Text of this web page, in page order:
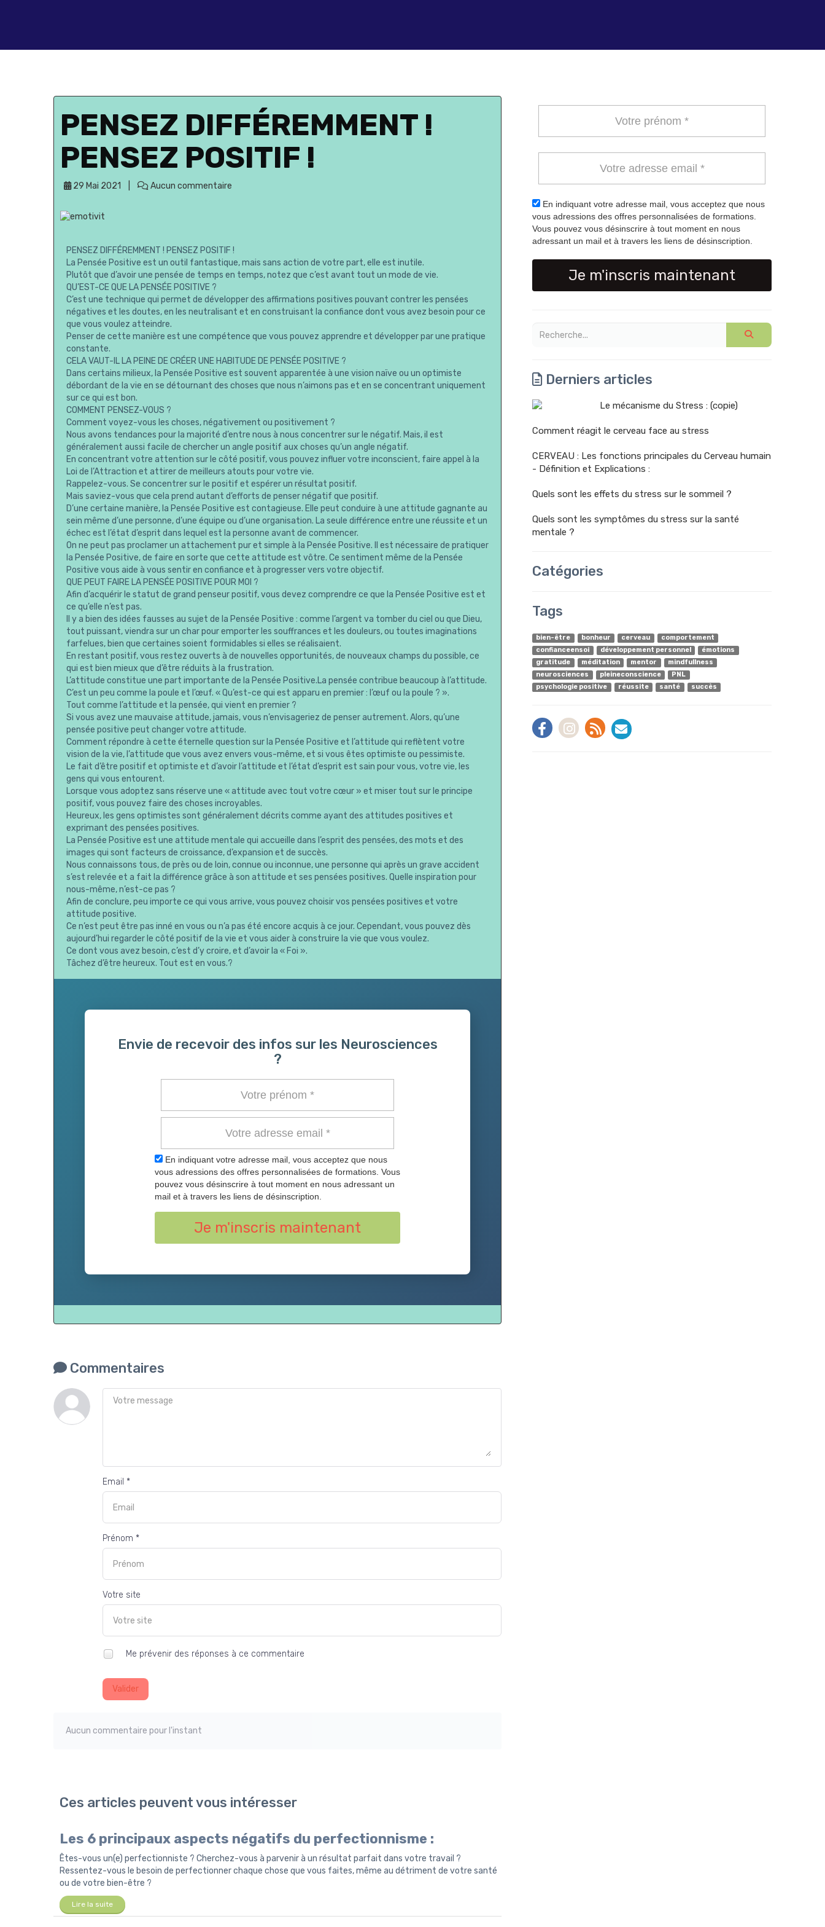
PENSEZ DIFFÉREMMENT !
PENSEZ POSITIF !
29 Mai 2021 Aucun commentaire
PENSEZ DIFFÉREMMENT ! PENSEZ POSITIF !
La Pensée Positive est un outil fantastique, mais sans action de votre part, elle est inutile.
Plutôt que d’avoir une pensée de temps en temps, notez que c’est avant tout un mode de vie.
QU’EST-CE QUE LA PENSÉE POSITIVE ?
C’est une technique qui permet de développer des affirmations positives pouvant contrer les pensées
négatives et les doutes, en les neutralisant et en construisant la confiance dont vous avez besoin pour ce
que vous voulez atteindre.
Penser de cette manière est une compétence que vous pouvez apprendre et développer par une pratique
constante.
CELA VAUT-IL LA PEINE DE CRÉER UNE HABITUDE DE PENSÉE POSITIVE ?
Dans certains milieux, la Pensée Positive est souvent apparentée à une vision naïve ou un optimiste
débordant de la vie en se détournant des choses que nous n’aimons pas et en se concentrant uniquement
sur ce qui est bon.
COMMENT PENSEZ-VOUS ?
Comment voyez-vous les choses, négativement ou positivement ?
Nous avons tendances pour la majorité d’entre nous à nous concentrer sur le négatif. Mais, il est
généralement aussi facile de chercher un angle positif aux choses qu’un angle négatif.
En concentrant votre attention sur le côté positif, vous pouvez influer votre inconscient, faire appel à la
Loi de l’Attraction et attirer de meilleurs atouts pour votre vie.
Rappelez-vous. Se concentrer sur le positif et espérer un résultat positif.
Mais saviez-vous que cela prend autant d’efforts de penser négatif que positif.
D’une certaine manière, la Pensée Positive est contagieuse. Elle peut conduire à une attitude gagnante au
sein même d’une personne, d’une équipe ou d’une organisation. La seule différence entre une réussite et un
échec est l’état d’esprit dans lequel est la personne avant de commencer.
On ne peut pas proclamer un attachement pur et simple à la Pensée Positive. Il est nécessaire de pratiquer
la Pensée Positive, de faire en sorte que cette attitude est vôtre. Ce sentiment même de la Pensée
Positive vous aide à vous sentir en confiance et à progresser vers votre objectif.
QUE PEUT FAIRE LA PENSÉE POSITIVE POUR MOI ?
Afin d’acquérir le statut de grand penseur positif, vous devez comprendre ce que la Pensée Positive est et
ce qu’elle n’est pas.
Il y a bien des idées fausses au sujet de la Pensée Positive : comme l’argent va tomber du ciel ou que Dieu,
tout puissant, viendra sur un char pour emporter les souffrances et les douleurs, ou toutes imaginations
farfelues, bien que certaines soient formidables si elles se réalisaient.
En restant positif, vous restez ouverts à de nouvelles opportunités, de nouveaux champs du possible, ce
qui est bien mieux que d’être réduits à la frustration.
L’attitude constitue une part importante de la Pensée Positive.La pensée contribue beaucoup à l’attitude.
C’est un peu comme la poule et l’œuf. « Qu’est-ce qui est apparu en premier : l’œuf ou la poule ? ».
Tout comme l’attitude et la pensée, qui vient en premier ?
Si vous avez une mauvaise attitude, jamais, vous n’envisageriez de penser autrement. Alors, qu’une
pensée positive peut changer votre attitude.
Comment répondre à cette éternelle question sur la Pensée Positive et l’attitude qui reflètent votre
vision de la vie, l’attitude que vous avez envers vous-même, et si vous êtes optimiste ou pessimiste.
Le fait d’être positif et optimiste et d’avoir l’attitude et l’état d’esprit est sain pour vous, votre vie, les
gens qui vous entourent.
Lorsque vous adoptez sans réserve une « attitude avec tout votre cœur » et miser tout sur le principe
positif, vous pouvez faire des choses incroyables.
Heureux, les gens optimistes sont généralement décrits comme ayant des attitudes positives et
exprimant des pensées positives.
La Pensée Positive est une attitude mentale qui accueille dans l’esprit des pensées, des mots et des
images qui sont facteurs de croissance, d’expansion et de succès.
Nous connaissons tous, de près ou de loin, connue ou inconnue, une personne qui après un grave accident
s’est relevée et a fait la différence grâce à son attitude et ses pensées positives. Quelle inspiration pour
nous-même, n’est-ce pas ?
Afin de conclure, peu importe ce qui vous arrive, vous pouvez choisir vos pensées positives et votre
attitude positive.
Ce n’est peut être pas inné en vous ou n’a pas été encore acquis à ce jour. Cependant, vous pouvez dès
aujourd’hui regarder le côté positif de la vie et vous aider à construire la vie que vous voulez.
Ce dont vous avez besoin, c’est d’y croire, et d’avoir la « Foi ».
Tâchez d’être heureux. Tout est en vous.?
Envie de recevoir des infos sur les Neurosciences
?
En indiquant votre adresse mail, vous acceptez que nous
vous adressions des offres personnalisées de formations. Vous
pouvez vous désinscrire à tout moment en nous adressant un
mail et à travers les liens de désinscription.
Je m'inscris maintenant
Commentaires
Email *
Prénom *
Votre site
Me prévenir des réponses à ce commentaire
Valider
Aucun commentaire pour l'instant
Ces articles peuvent vous intéresser
Les 6 principaux aspects négatifs du perfectionnisme :
Êtes-vous un(e) perfectionniste ? Cherchez-vous à parvenir à un résultat parfait dans votre travail ?
Ressentez-vous le besoin de perfectionner chaque chose que vous faites, même au détriment de votre santé
ou de votre bien-être ?
Lire la suite
En indiquant votre adresse mail, vous acceptez que nous
vous adressions des offres personnalisées de formations.
Vous pouvez vous désinscrire à tout moment en nous
adressant un mail et à travers les liens de désinscription.
Je m'inscris maintenant
Derniers articles
Le mécanisme du Stress : (copie)
Comment réagit le cerveau face au stress
CERVEAU : Les fonctions principales du Cerveau humain
- Définition et Explications :
Quels sont les effets du stress sur le sommeil ?
Quels sont les symptômes du stress sur la santé
mentale ?
Catégories
Tags
bien-être bonheur cerveau
comportement
confianceensoi
développement personnel
émotions
gratitude
méditation mentor
mindfullness
neurosciences
pleineconscience
PNL
psychologie positive
réussite santé succès